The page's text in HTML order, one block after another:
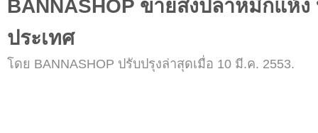
BANNASHOP ขายส่งปลาหมึกแห้ง
ประเทศ
โดย BANNASHOP ปรับปรุงล่าสุดเมื่อ 10 มี.ค. 2553.